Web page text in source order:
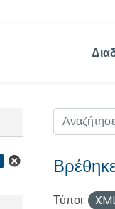
Τύποι: